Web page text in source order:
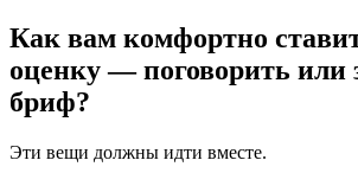
Как вам комфортно
оценку — поговорить или
бриф?
Эти вещи должны идти вместе.